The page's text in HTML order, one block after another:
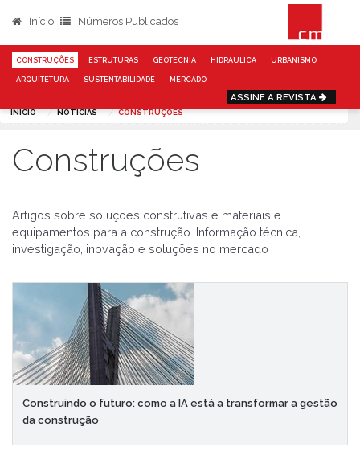
Início Números Publicados
CONSTRUÇÕES ESTRUTURAS GEOTECNIA HIDRÁULICA URBANISMO
ARQUITETURA SUSTENTABILIDADE MERCADO
ASSINE A REVISTA
INÍCIO NOTÍCIAS CONSTRUÇÕES
Construções
Artigos sobre soluções construtivas e materiais e
equipamentos para a construção. Informação técnica,
investigação, inovação e soluções no mercado
Construindo o futuro: como a IA está a transformar a gestão
da construção